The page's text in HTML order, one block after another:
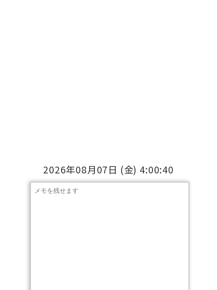
2026年08月07日 (金) 4:00:40